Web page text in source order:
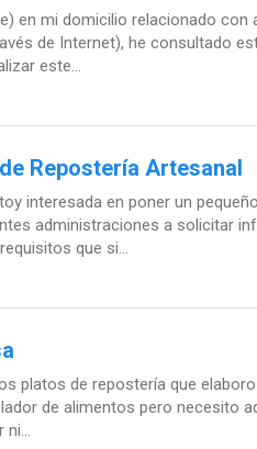
en mi domicilio relacionado
de Internet), he consultado
este...
Repostería Artesanal
interesada en poner un
administraciones a solicitar
que si...
platos de repostería que
de alimentos pero necesito
ni...